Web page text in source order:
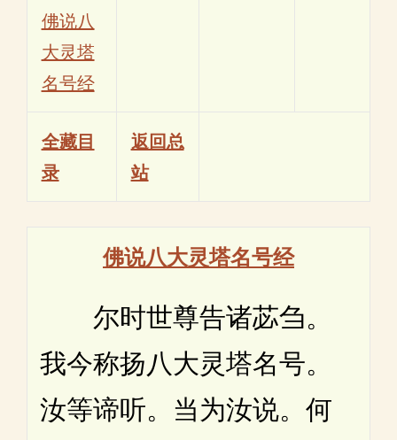
佛说八
大灵塔
名号经
全藏目
录
返回总
站
佛说八大灵塔名号经
尔时世尊告诸苾刍。
我今称扬八大灵塔名号。
汝等谛听。当为汝说。何